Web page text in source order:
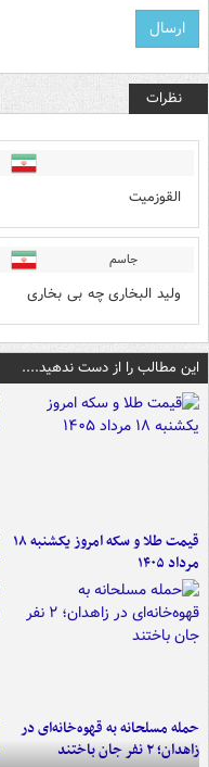
نظرات
القوزمیت
جاسم
ولید البخاری چه بی بخاری
این مطالب را از دست ندهید....
قیمت طلا و سکه امروز یکشنبه ۱۸
مرداد ۱۴۰۵
حمله مسلحانه به قهوه‌خانه‌ای در
زاهدان؛ ۲ نفر جان باختند